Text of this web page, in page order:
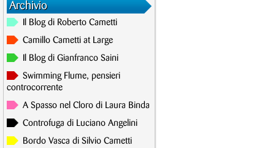
Archivio
Il Blog di Roberto Cametti
Camillo Cametti at Large
Il Blog di Gianfranco Saini
Swimming Flume, pensieri
controcorrente
A Spasso nel Cloro di Laura Binda
Controfuga di Luciano Angelini
Bordo Vasca di Silvio Cametti